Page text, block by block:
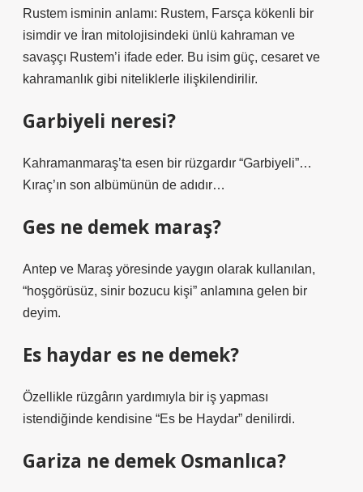
Rustem isminin anlamı: Rustem, Farsça kökenli bir
isimdir ve İran mitolojisindeki ünlü kahraman ve
savaşçı Rustem’i ifade eder. Bu isim güç, cesaret ve
kahramanlık gibi niteliklerle ilişkilendirilir.
Garbiyeli neresi?
Kahramanmaraş’ta esen bir rüzgardır “Garbiyeli”…
Kıraç’ın son albümünün de adıdır…
Ges ne demek maraş?
Antep ve Maraş yöresinde yaygın olarak kullanılan,
“hoşgörüsüz, sinir bozucu kişi” anlamına gelen bir
deyim.
Es haydar es ne demek?
Özellikle rüzgârın yardımıyla bir iş yapması
istendiğinde kendisine “Es be Haydar” denilirdi.
Gariza ne demek Osmanlıca?